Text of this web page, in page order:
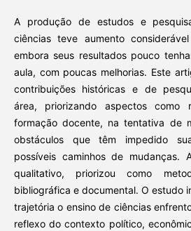
A produção de estudos e
ciências teve aumento
embora seus resultados pouco
aula, com poucas melhorias. Este
contribuições históricas e de
área, priorizando aspectos como
formação docente, na tentativa de
obstáculos que têm impedido
possíveis caminhos de mudanças.
qualitativo, priorizou como
bibliográfica e documental. O estudo
trajetória o ensino de ciências
reflexo do contexto político,